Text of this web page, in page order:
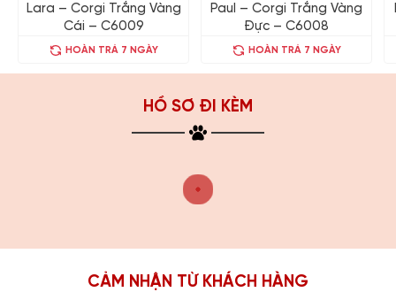
Lara – Corgi Trắng Vàng
Cái – C6009
HOÀN TRẢ 7 NGÀY
Paul – Corgi Trắng Vàng
Đực – C6008
HOÀN TRẢ 7 NGÀY
HỒ SƠ ĐI KÈM
CẢM NHẬN TỪ KHÁCH HÀNG